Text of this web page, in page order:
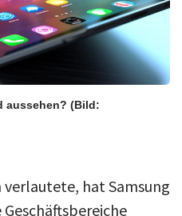
aussehen? (Bild:
verlautete, hat Samsung